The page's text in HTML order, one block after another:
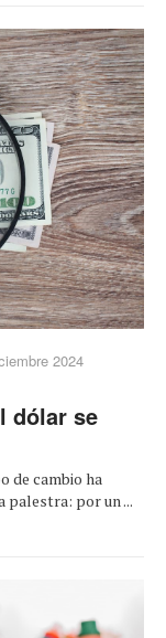
2024
dólar se
de cambio ha
palestra: por un ...